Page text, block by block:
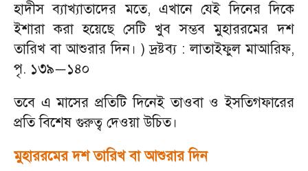
হাদীস ব্যাখ্যাতাদের মতে,এখানে যেই দিনের দিকে
ইশারা করা হয়েছে সেটি খুব সম্ভব মুহাররমের দশ
তারিখ বা আশুরার দিন। ) দ্রষ্টব্য : লাতাইফুল মাআরিফ,
পৃ. ১৩৯—১৪০
তবে এ মাসের প্রতিটি দিনেই তাওবা ও ইসতিগফারের
প্রতি বিশেষ গুরুত্ব দেওয়া উচিত।
মুহাররমের দশ তারিখ বা আশুরার দিন